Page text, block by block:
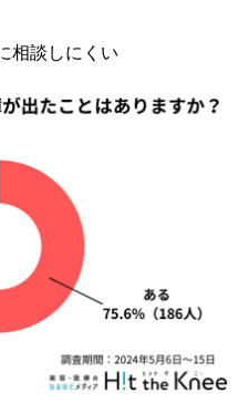
相談しにくい